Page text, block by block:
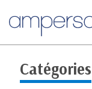
Catégories